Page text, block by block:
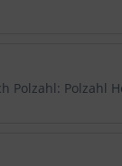
Polzahl: Polzahl